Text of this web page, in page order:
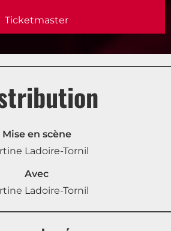
Ticketmaster
Mise en scène
Ladoire-Tornil
Avec
Ladoire-Tornil